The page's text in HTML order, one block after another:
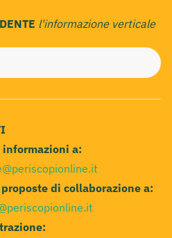
l'informazione verticale
a:
di collaborazione a: